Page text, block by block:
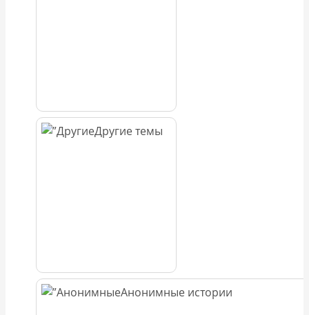
Другие темы
Анонимные истории